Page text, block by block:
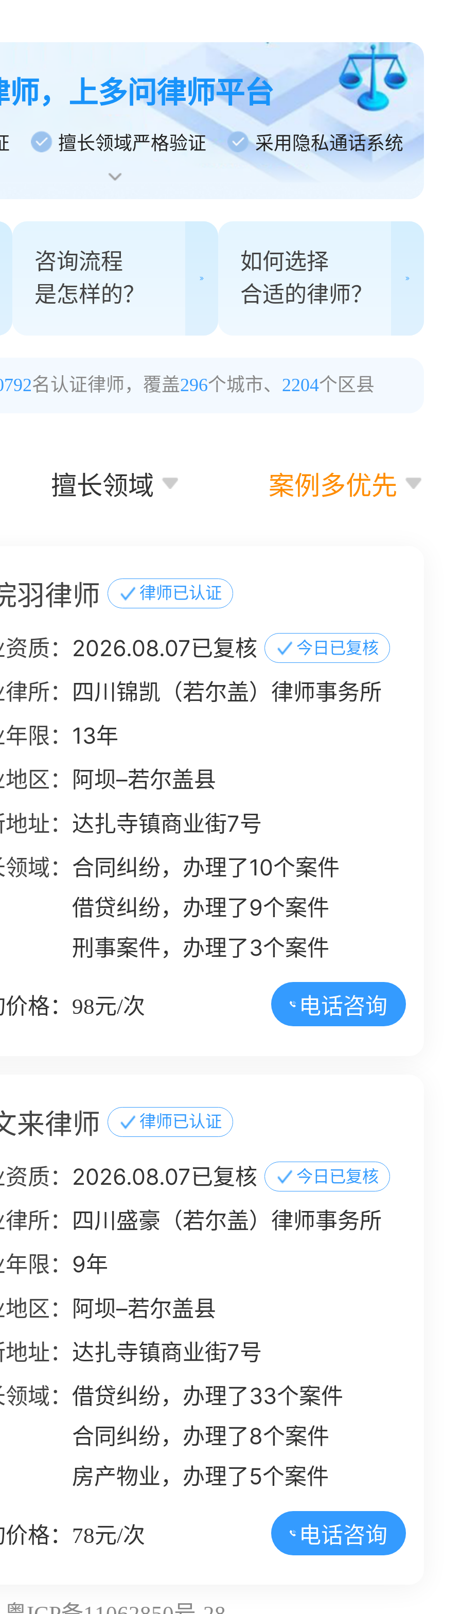
，上多问律师平台
擅长领域严格验证 采用隐私通话系统
咨询流程
是怎样的？
如何选择
合适的律师？
名认证律师，覆盖296个城市、 2204个区县
擅长领域 案例多优先
羽律师 律师已认证
质： 2026.08.07已复核 今日已复核
所： 四川锦凯（若尔盖）律师事务所
限： 13年
区：
阿坝–若尔盖县
址： 达扎寺镇商业街7号
域： 合同纠纷，办理了10个案件
借贷纠纷，办理了9个案件
刑事案件，办理了3个案件
格：98元/次 电话咨询
来律师 律师已认证
质： 2026.08.07已复核 今日已复核
所： 四川盛豪（若尔盖）律师事务所
限： 9年
区：
阿坝–若尔盖县
址： 达扎寺镇商业街7号
域： 借贷纠纷，办理了33个案件
合同纠纷，办理了8个案件
房产物业，办理了5个案件
格：78元/次 电话咨询